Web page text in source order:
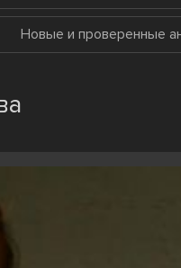
Новые и проверенные